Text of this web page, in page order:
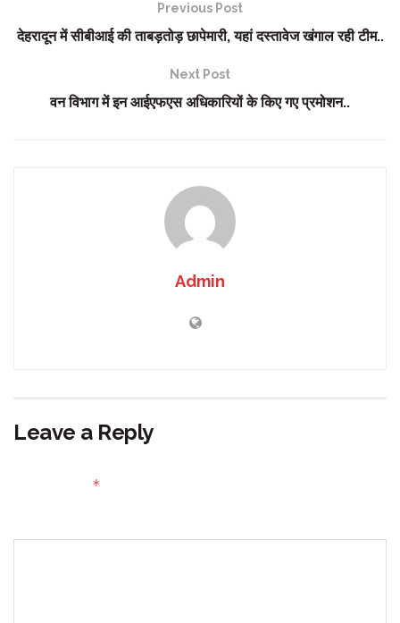
Previous Post
देहरादून में सीबीआई की ताबड़तोड़ छापेमारी, यहां दस्तावेज खंगाल रही टीम..
Next Post
वन विभाग में इन आईएफएस अधिकारियों के किए गए प्रमोशन..
Admin
Leave a Reply
*